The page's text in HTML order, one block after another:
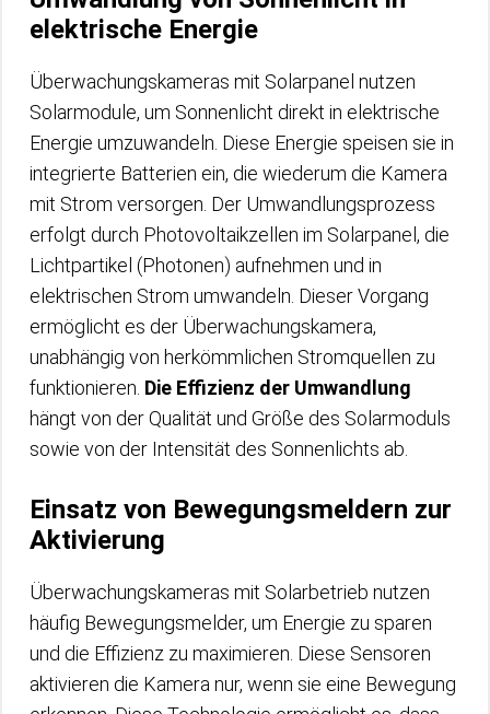
elektrische Energie
Überwachungskameras mit Solarpanel nutzen
Solarmodule, um Sonnenlicht direkt in elektrische
Energie umzuwandeln. Diese Energie speisen sie in
integrierte Batterien ein, die wiederum die Kamera
mit Strom versorgen. Der Umwandlungsprozess
erfolgt durch Photovoltaikzellen im Solarpanel, die
Lichtpartikel (Photonen) aufnehmen und in
elektrischen Strom umwandeln. Dieser Vorgang
ermöglicht es der Überwachungskamera,
unabhängig von herkömmlichen Stromquellen zu
funktionieren. Die Effizienz der Umwandlung
hängt von der Qualität und Größe des Solarmoduls
sowie von der Intensität des Sonnenlichts ab.
Einsatz von Bewegungsmeldern zur
Aktivierung
Überwachungskameras mit Solarbetrieb nutzen
häufig Bewegungsmelder, um Energie zu sparen
und die Effizienz zu maximieren. Diese Sensoren
aktivieren die Kamera nur, wenn sie eine Bewegung